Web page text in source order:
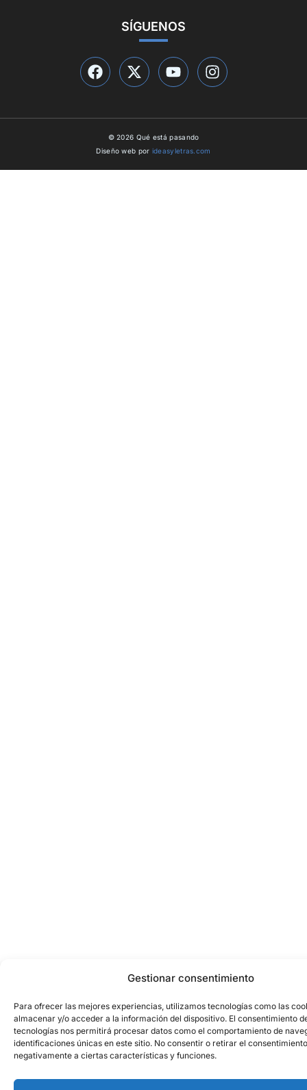
Gestionar consentimiento
Para ofrecer las mejores experiencias, utilizamos tecnologías como las
almacenar y/o acceder a la información del dispositivo. El consentimiento
tecnologías nos permitirá procesar datos como el comportamiento de
identificaciones únicas en este sitio. No consentir o retirar el
negativamente a ciertas características y funciones.
SÍGUENOS
© 2026 Qué está pasando
Diseño web por ideasyletras.com